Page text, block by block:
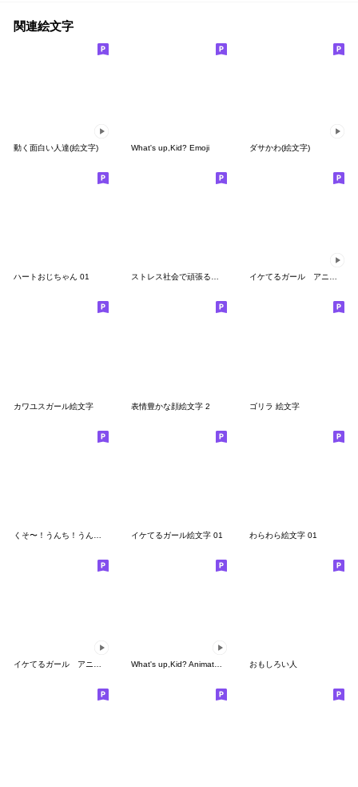
関連絵文字
動く面白い人達(絵文字) What's up,Kid? Emoji ダサかわ(絵文字)
ハートおじちゃん 01 ストレス社会で頑張るちょい薄毛おじさん イケてるガール アニメーション1
カワユスガール絵文字 表情豊かな顔絵文字 2 ゴリラ 絵文字
イケてるガール絵文字 01 わらわら絵文字 01
イケてるガール アニメーション2 What's up,Kid? Animated Emoji おもしろい人